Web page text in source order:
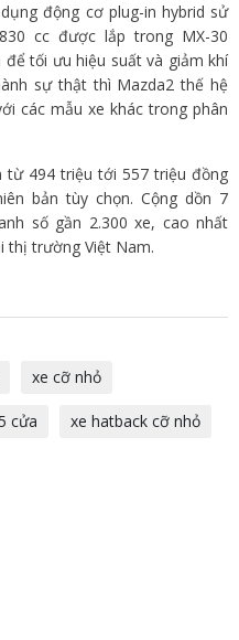
động cơ plug-in hybrid sử
cc được lắp trong MX-30
đểtối ưu hiệu suất và giảm khí
sự thật thì Mazda2 thế hệ
các mẫu xe khác trong phân
từ 494 triệu tới 557 triệu đồng
bản tùy chọn. Cộng dồn 7
số gần 2.300 xe, cao nhất
thị trường Việt Nam.
xe cỡ nhỏ
cửa xe hatback cỡ nhỏ